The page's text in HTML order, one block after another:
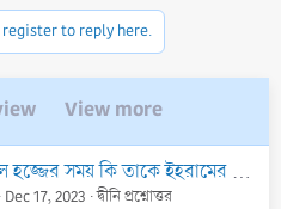
to reply here.
View more
কাপড় পরিয়েই হজ্জের যাবতীয় কার্যাবলী সম্পন্ন করাতে হবে? হজ্জের কার্যক্রমগুলো যেমন: ত্বাওয়াফ ইত্যদি
Dec 17, 2023 দ্বীনি প্রশ্নোত্তর